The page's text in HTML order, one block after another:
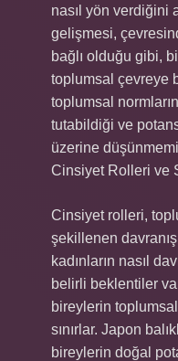
nasıl yön verdiğini
gelişmesi,
bağlı olduğu gibi,
toplumsal çevreye
toplumsal
tutabildiği ve
üzerine
Cinsiyet Rolleri ve
Cinsiyet rolleri,
şekillenen
kadınların nasıl
belirli beklentiler
bireylerin
sınırlar. Japon
bireylerin doğal